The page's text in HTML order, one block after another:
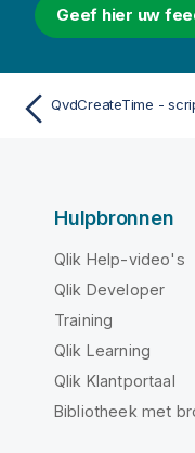
Geef hier uw
Hulpbronnen
Qlik Help-video's
Qlik Developer
Training
Qlik Learning
Qlik Klantportaal
Bibliotheek met